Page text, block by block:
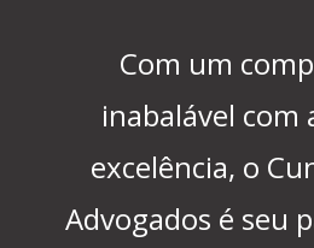
Com um
inabalável com
excelência, o
Advogados é seu